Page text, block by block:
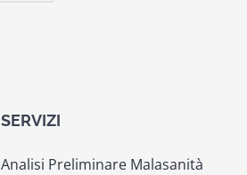
SERVIZI
Analisi Preliminare Malasanità